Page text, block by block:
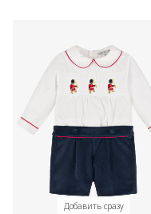
Добавить сразу